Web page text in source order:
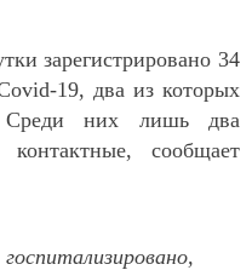
зарегистрировано 34
19, два из которых
Среди них лишь два
сообщает